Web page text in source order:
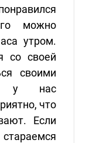
можно
утром.
со своей
своими
у нас
что
Если